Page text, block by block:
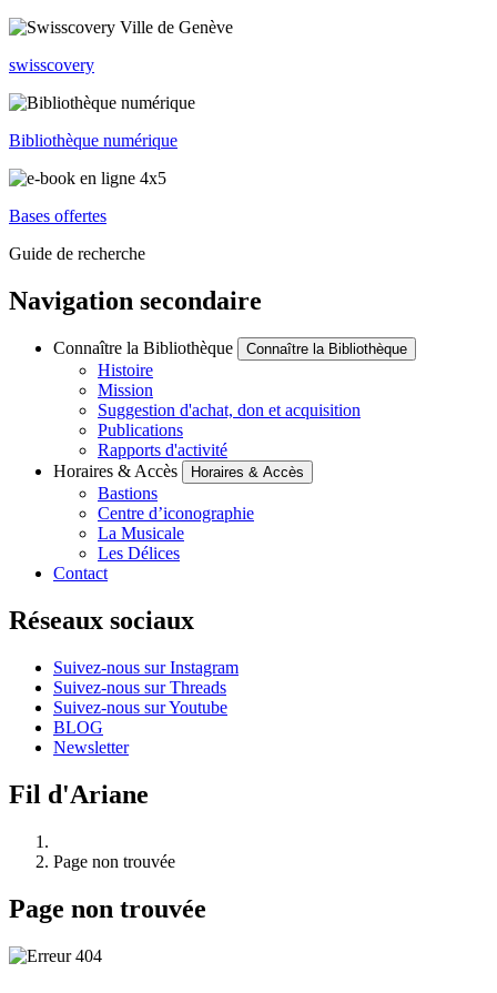
swisscovery
Bibliothèque numérique
Bases offertes
Guide de recherche
Navigation secondaire
Connaître la Bibliothèque Connaître la Bibliothèque
Histoire
Mission
Suggestion d'achat, don et acquisition
Publications
Rapports d'activité
Horaires & Accès
Horaires & Accès
Bastions
Centre d’iconographie
La Musicale
Les Délices
Contact
Réseaux sociaux
Suivez-nous sur Instagram
Suivez-nous sur Threads
Suivez-nous sur Youtube
BLOG
Newsletter
Fil d'Ariane
Page non trouvée
Page non trouvée